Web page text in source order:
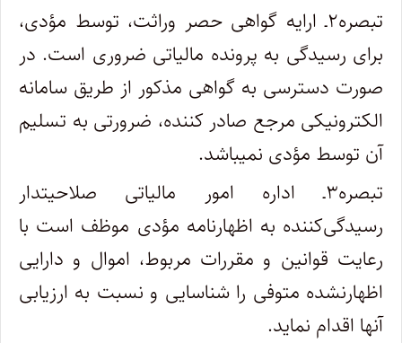
تبصره۲ـ ارایه گواهی حصر وراثت، توسط مؤدی،
برای رسیدگی به پرونده مالیاتی ضروری است. در
صورت دسترسی به گواهی مذکور از طریق سامانه
الکترونیکی مرجع صادر کننده، ضرورتی به تسلیم
آن توسط مؤدی نمی­باشد.
تبصره۳ـ اداره امور مالیاتی صلاحیت­دار
رسیدگی‌کننده به اظهارنامه مؤدی موظف است با
رعایت قوانین و مقررات مربوط، اموال و دارایی
اظهارنشده متوفی را شناسایی و نسبت به ارزیابی
آنها اقدام نماید.